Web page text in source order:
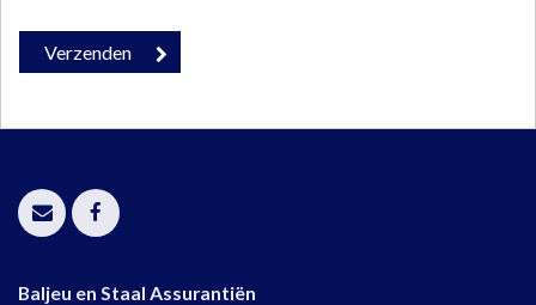
Baljeu en Staal Assurantiën